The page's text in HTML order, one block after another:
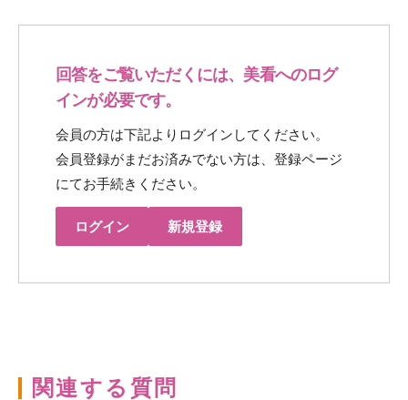
回答をご覧いただくには、美看へのログ
インが必要です。
会員の方は下記よりログインしてください。
会員登録がまだお済みでない方は、登録ページ
にてお手続きください。
ログイン 新規登録
関連する質問